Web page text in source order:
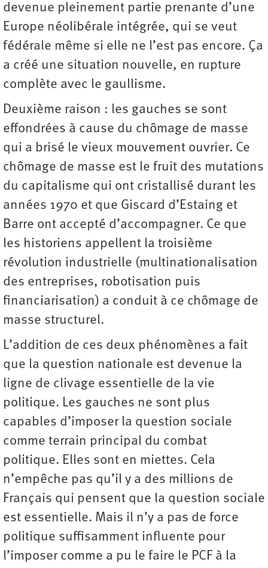
devenue pleinement partie prenante d’une
Europe néolibérale intégrée, qui se veut
fédérale même si elle ne l’est pas encore. Ça
a créé une situation nouvelle, en rupture
complète avec le gaullisme.
Deuxième raison : les gauches se sont
effondrées à cause du chômage de masse
qui a brisé le vieux mouvement ouvrier. Ce
chômage de masse est le fruit des mutations
du capitalisme qui ont cristallisé durant les
années 1970 et que Giscard d’Estaing et
Barre ont accepté d’accompagner. Ce que
les historiens appellent la troisième
révolution industrielle (multinationalisation
des entreprises, robotisation puis
financiarisation) a conduit à ce chômage de
masse structurel.
L’addition de ces deux phénomènes a fait
que la question nationale est devenue la
ligne de clivage essentielle de la vie
politique. Les gauches ne sont plus
capables d’imposer la question sociale
comme terrain principal du combat
politique. Elles sont en miettes. Cela
n’empêche pas qu’il y a des millions de
Français qui pensent que la question sociale
est essentielle. Mais il n’y a pas de force
politique suffisamment influente pour
l’imposer comme a pu le faire le PCF à la